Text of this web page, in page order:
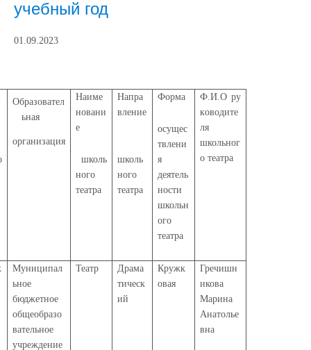
учебный год
01.09.2023
Образовател
ьная
организация
Наиме
новани
е
школь
ного
театра
Напра
вление
школь
ного
театра
Форма
осущес
твлени
я
деятель
ности
школьн
ого
театра
Ф.И.О ру
ководите
ля
школьног
о театра
Муниципал
ьное
бюджетное
общеобразо
вательное
учреждение
Театр
Драма
тическ
ий
Кружк
овая
Гречишн
икова
Марина
Анатолье
вна